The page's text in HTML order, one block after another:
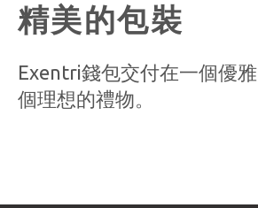
精美的包裝
Exentri錢包交付在一個優
個理想的禮物。